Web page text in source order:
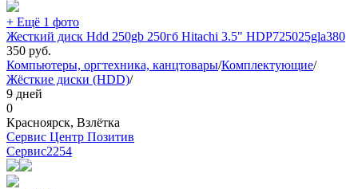
+ Ещё 1 фото
Жесткий диск Hdd 250gb 250гб Hitachi 3.5" HDP725025gla380
350 руб.
Компьютеры, оргтехника, канцтовары/Комплектующие/
Жёсткие диски (HDD)/
9 дней
0
Красноярск, Взлётка
Сервис Центр Позитив
Сервис2254